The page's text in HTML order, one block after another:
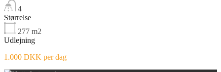
4
Størrelse
277 m2
Udlejning
1.000 DKK per dag